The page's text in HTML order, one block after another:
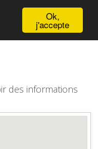
Ok,
j'accepte
des informations